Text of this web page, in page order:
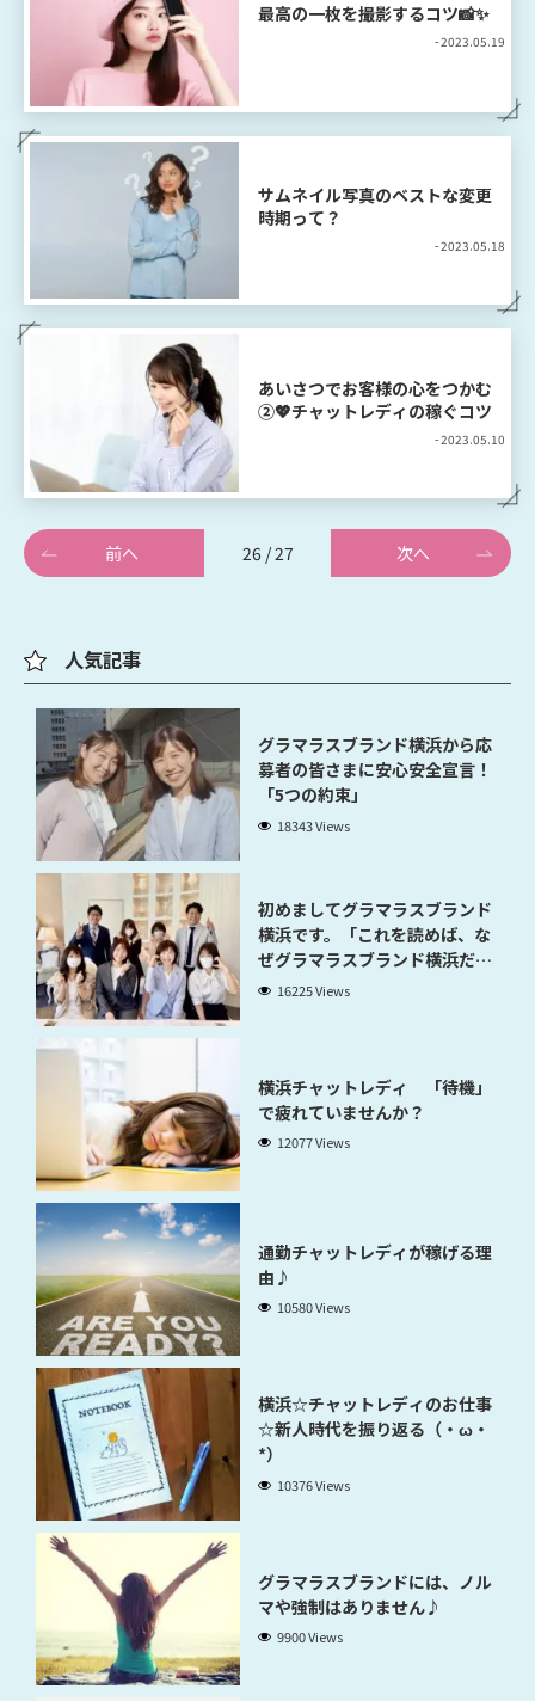
最高の一枚を撮影するコツ📸✨
- 2023.05.19
サムネイル写真のベストな変更
時期って？
- 2023.05.18
あいさつでお客様の心をつかむ
②💖チャットレディの稼ぐコツ
- 2023.05.10
26 / 27
前へ 次へ
人気記事
グラマラスブランド横浜から応
募者の皆さまに安心安全宣言！
「5つの約束」
18343 Views
初めましてグラマラスブランド
横浜です。「これを読めば、な
ぜグラマラスブランド横浜だと
稼げるのかが分かります」
16225 Views
横浜チャットレディ 「待機」
で疲れていませんか？
12077 Views
通勤チャットレディが稼げる理
由♪
10580 Views
横浜☆チャットレディのお仕事
☆新人時代を振り返る（・ω・
*）
10376 Views
グラマラスブランドには、ノル
マや強制はありません♪
9900 Views